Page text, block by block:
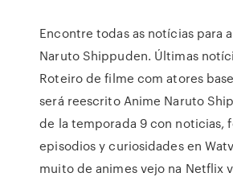
Encontre todas as notícias para
Naruto Shippuden. Últimas
Roteiro de filme com atores
será reescrito Anime Naruto
de la temporada 9 con noticias,
episodios y curiosidades en
muito de animes vejo na Netflix